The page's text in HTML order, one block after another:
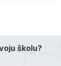
školu?